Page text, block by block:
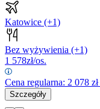
Katowice (+1)
Bez wyżywienia (+1)
1 578zł/os.
Cena regularna: 2 078 zł
Szczegóły